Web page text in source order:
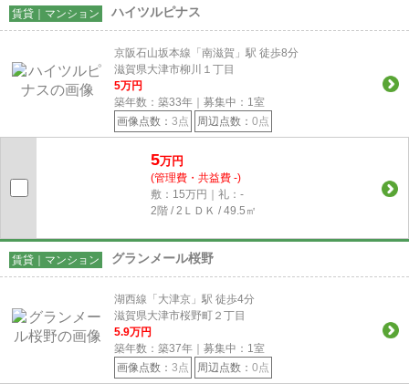
賃貸｜マンション ハイツルピナス
京阪石山坂本線「南滋賀」駅 徒歩8分
滋賀県大津市柳川１丁目
5万円
築年数：築33年｜募集中： 1室
画像点数： 3点 周辺点数： 0点
5万円
(管理費・共益費 -)
敷：15万円｜礼：-
2階 / 2ＬＤＫ / 49.5㎡
賃貸｜マンション グランメール桜野
湖西線「大津京」駅 徒歩4分
滋賀県大津市桜野町２丁目
5.9万円
築年数：築37年｜募集中： 1室
画像点数： 3点 周辺点数： 0点